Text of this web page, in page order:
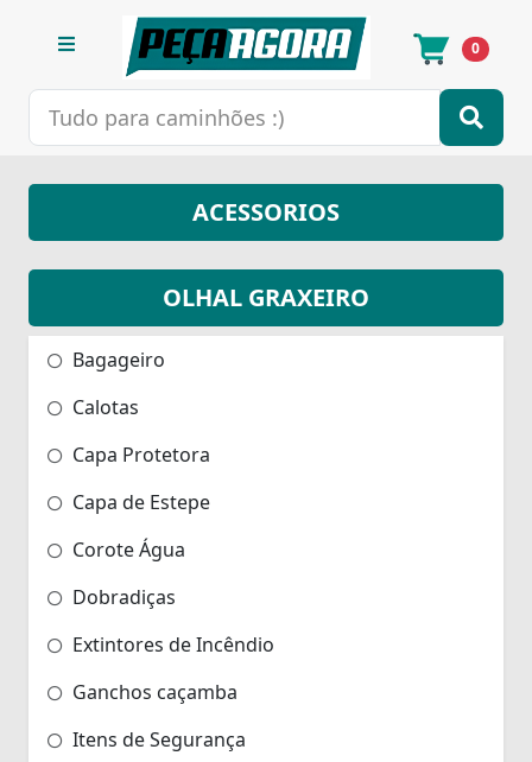
0
ACESSORIOS
OLHAL GRAXEIRO
Bagageiro
Calotas
Capa Protetora
Capa de Estepe
Corote Água
Dobradiças
Extintores de Incêndio
Ganchos caçamba
Itens de Segurança